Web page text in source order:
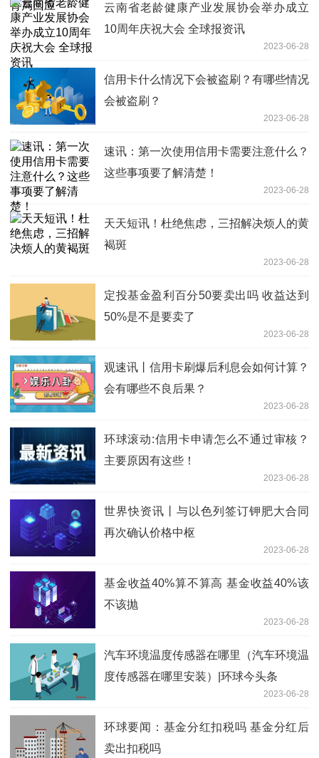
云南省老龄健康产业发展协会举办成立
10周年庆祝大会 全球报资讯
2023-06-28
信用卡什么情况下会被盗刷？有哪些情况
会被盗刷？
2023-06-28
速讯：第一次使用信用卡需要注意什么？
这些事项要了解清楚！
2023-06-28
天天短讯！杜绝焦虑，三招解决烦人的黄
褐斑
2023-06-28
定投基金盈利百分50要卖出吗 收益达到
50%是不是要卖了
2023-06-28
观速讯丨信用卡刷爆后利息会如何计算？
会有哪些不良后果？
2023-06-28
环球滚动:信用卡申请怎么不通过审核？
主要原因有这些！
2023-06-28
世界快资讯丨与以色列签订钾肥大合同
再次确认价格中枢
2023-06-28
基金收益40%算不算高 基金收益40%该
不该抛
2023-06-28
汽车环境温度传感器在哪里（汽车环境温
度传感器在哪里安装）|环球今头条
2023-06-28
环球要闻：基金分红扣税吗 基金分红后
卖出扣税吗